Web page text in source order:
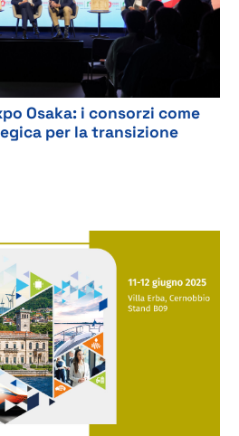
Osaka: i consorzi come
per la transizione